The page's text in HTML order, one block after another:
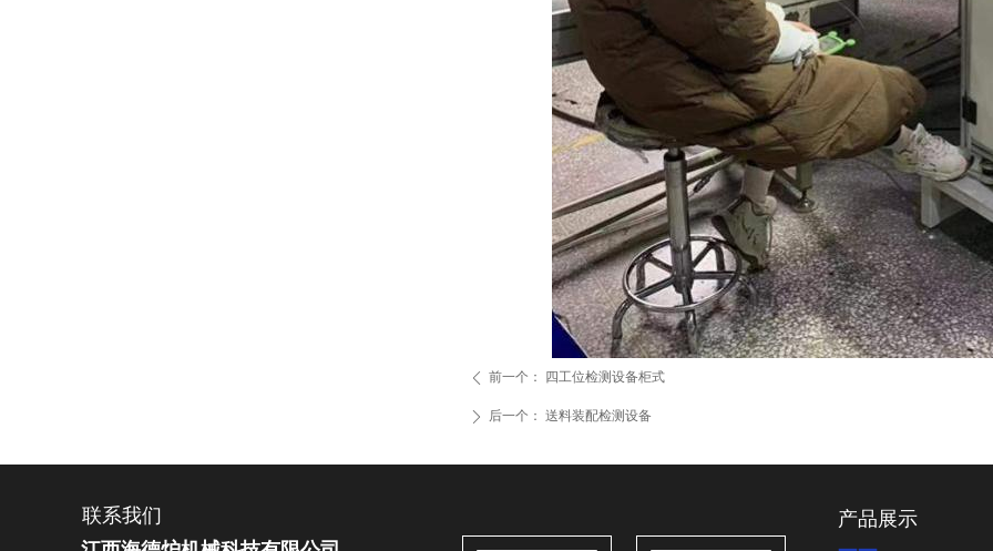
ꄴ 前一个： 四工位检测设备柜式
ꄲ 后一个： 送料装配检测设备
联系我们
产品展示